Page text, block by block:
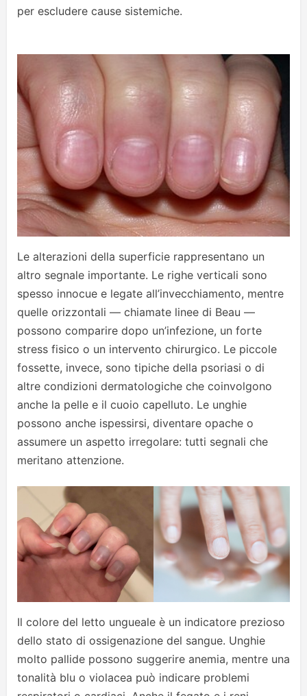
per escludere cause sistemiche.
Le alterazioni della superficie rappresentano un
altro segnale importante. Le righe verticali sono
spesso innocue e legate all’invecchiamento, mentre
quelle orizzontali — chiamate linee di Beau —
possono comparire dopo un’infezione, un forte
stress fisico o un intervento chirurgico. Le piccole
fossette, invece, sono tipiche della psoriasi o di
altre condizioni dermatologiche che coinvolgono
anche la pelle e il cuoio capelluto. Le unghie
possono anche ispessirsi, diventare opache o
assumere un aspetto irregolare: tutti segnali che
meritano attenzione.
Il colore del letto ungueale è un indicatore prezioso
dello stato di ossigenazione del sangue. Unghie
molto pallide possono suggerire anemia, mentre una
tonalità blu o violacea può indicare problemi